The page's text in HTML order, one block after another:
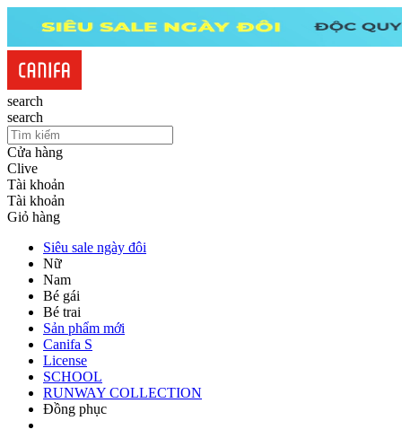
search
search
Cửa hàng
Clive
Tài khoản
Tài khoản
Giỏ hàng
Siêu sale ngày đôi
Nữ
Nam
Bé gái
Bé trai
Sản phẩm mới
Canifa S
License
SCHOOL
RUNWAY COLLECTION
Đồng phục